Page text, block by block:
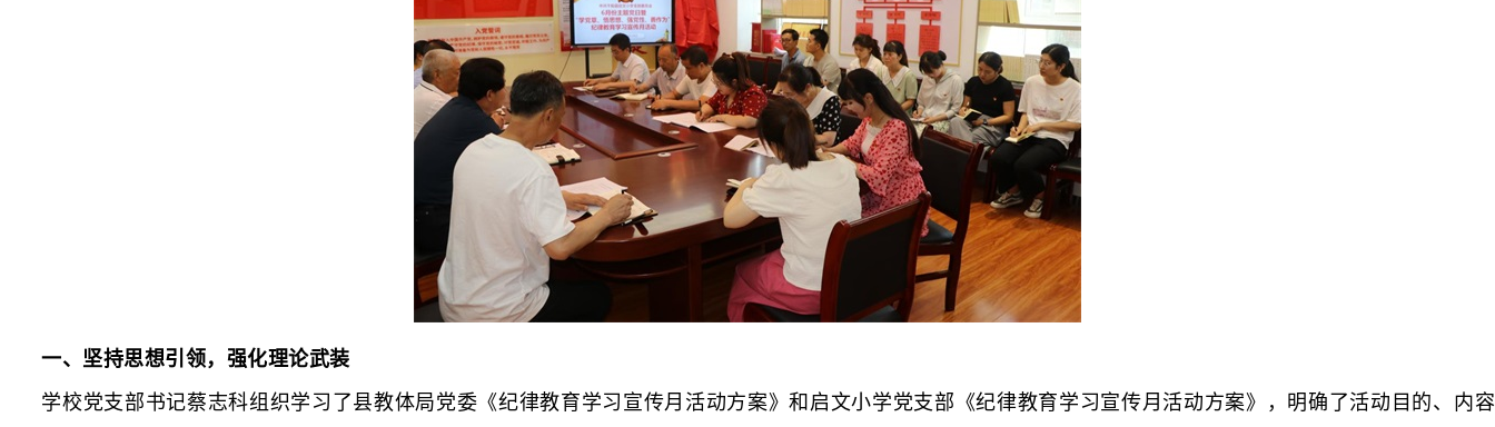
一、坚持思想引领，强化理论武装
学校党支部书记蔡志科组织学习了县教体局党委《纪律教育学习宣传月活动方案》和启文小学党支部《纪律教育学习宣传月活动方案》，明确了活动目的、内容